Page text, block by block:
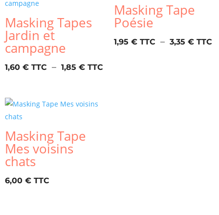
Masking Tapes
Jardin et
campagne
1,60 € – 1,85 €
Masking Tape
Poésie
1,95 € – 3,35 €
Masking Tape
Mes voisins
chats
6,00 €